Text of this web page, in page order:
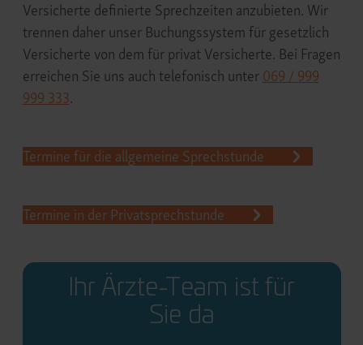
Versicherte definierte Sprechzeiten anzubieten. Wir
trennen daher unser Buchungssystem für gesetzlich
Versicherte von dem für privat Versicherte. Bei Fragen
erreichen Sie uns auch telefonisch unter 069 / 999
999 333.
Termine für die allgemeine Sprechstunde
Termine in der Privatsprechstunde
Ihr Ärzte-Team ist für
Sie da